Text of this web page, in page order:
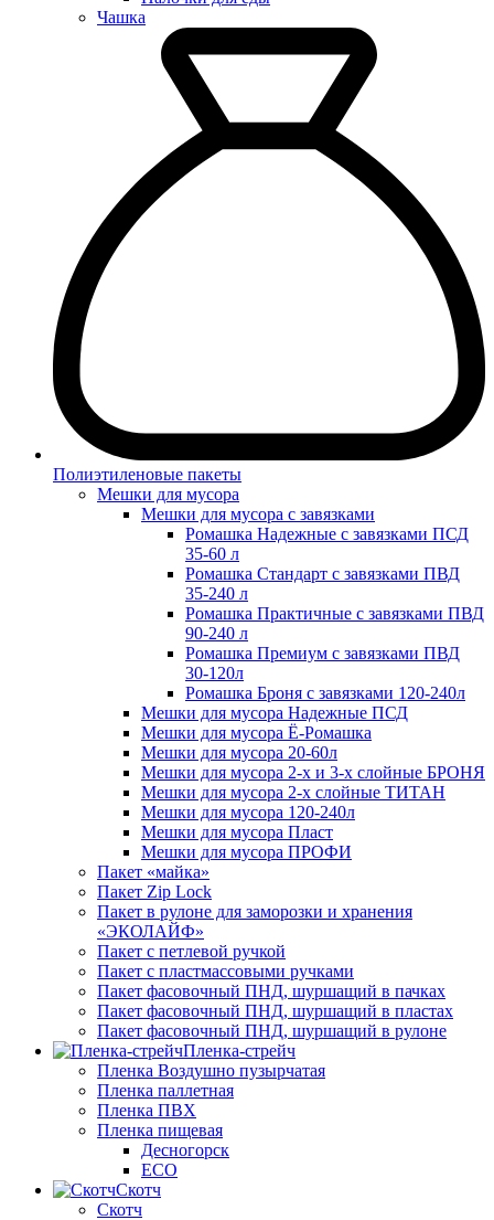
Чашка
Полиэтиленовые пакеты
Мешки для мусора
Мешки для мусора с завязками
Ромашка Надежные с завязками ПСД
35-60 л
Ромашка Стандарт с завязками ПВД
35-240 л
Ромашка Практичные с завязками ПВД
90-240 л
Ромашка Премиум с завязками ПВД
30-120л
Ромашка Броня с завязками 120-240л
Мешки для мусора Надежные ПСД
Мешки для мусора Ё-Ромашка
Мешки для мусора 20-60л
Мешки для мусора 2-х и 3-х слойные БРОНЯ
Мешки для мусора 2-х слойные ТИТАН
Мешки для мусора 120-240л
Мешки для мусора Пласт
Мешки для мусора ПРОФИ
Пакет «майка»
Пакет Zip Lock
Пакет в рулоне для заморозки и хранения
«ЭКОЛАЙФ»
Пакет с петлевой ручкой
Пакет с пластмассовыми ручками
Пакет фасовочный ПНД, шуршащий в пачках
Пакет фасовочный ПНД, шуршащий в пластах
Пакет фасовочный ПНД, шуршащий в рулоне
Пленка-стрейч
Пленка Воздушно пузырчатая
Пленка паллетная
Пленка ПВХ
Пленка пищевая
Десногорск
ECO
Скотч
Скотч